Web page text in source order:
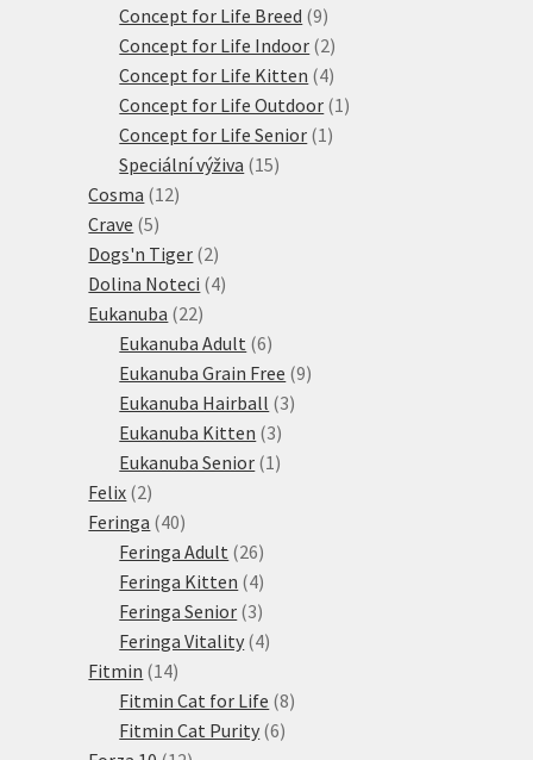
produkty
Concept for Life Breed 99
produktů
Concept for Life Indoor 22
produkty
Concept for Life Kitten 44
produkty
Concept for Life Outdoor 1 1
Concept for Life Senior 1 1
Speciální výživa 1515
Cosma 1212
Crave 55
produktů
Dogs'n Tiger 22
produkty
Dolina Noteci 44
Eukanuba 2222
produktů
Eukanuba Adult 66
produktů
Eukanuba Grain Free 99
Eukanuba Hairball 33
Eukanuba Kitten 33
produkty
Eukanuba Senior 1 1
Felix 22
produkty
Feringa 4040
produktů
Feringa Adult 2626
produktů
Feringa Kitten 44
produkty
Feringa Senior 33
produkty
Feringa Vitality 44
Fitmin 1414
produktů
Fitmin Cat for Life 88
Fitmin Cat Purity 66